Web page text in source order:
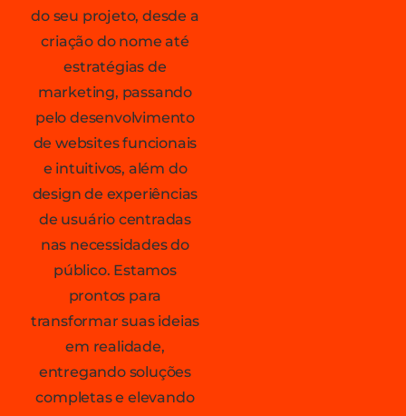
do seu projeto, desde a
criação do nome até
estratégias de
marketing, passando
pelo desenvolvimento
de websites funcionais
e intuitivos, além do
design de experiências
de usuário centradas
nas necessidades do
público. Estamos
prontos para
transformar suas ideias
em realidade,
entregando soluções
completas e elevando